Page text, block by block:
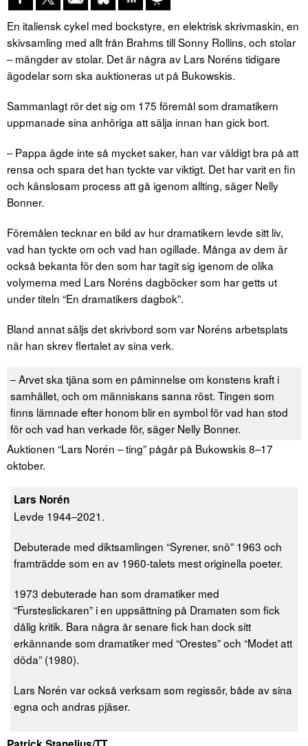
En italiensk cykel med bockstyre, en elektrisk skrivmaskin, en
skivsamling med allt från Brahms till Sonny Rollins, och stolar
‒ mängder av stolar. Det är några av Lars Noréns tidigare
ägodelar som ska auktioneras ut på Bukowskis.
Sammanlagt rör det sig om 175 föremål som dramatikern
uppmanade sina anhöriga att sälja innan han gick bort.
‒ Pappa ägde inte så mycket saker, han var väldigt bra på att
rensa och spara det han tyckte var viktigt. Det har varit en fin
och känslosam process att gå igenom allting, säger Nelly
Bonner.
Föremålen tecknar en bild av hur dramatikern levde sitt liv,
vad han tyckte om och vad han ogillade. Många av dem är
också bekanta för den som har tagit sig igenom de olika
volymerna med Lars Noréns dagböcker som har getts ut
under titeln “En dramatikers dagbok”.
Bland annat säljs det skrivbord som var Noréns arbetsplats
när han skrev flertalet av sina verk.
‒ Arvet ska tjäna som en påminnelse om konstens kraft i
samhället, och om människans sanna röst. Tingen som
finns lämnade efter honom blir en symbol för vad han stod
för och vad han verkade för, säger Nelly Bonner.
Auktionen “Lars Norén ‒ ting” pågår på Bukowskis 8‒17
oktober.
Lars Norén
Levde 1944‒2021.
Debuterade med diktsamlingen “Syrener, snö” 1963 och
framträdde som en av 1960-talets mest originella poeter.
1973 debuterade han som dramatiker med
“Fursteslickaren” i en uppsättning på Dramaten som fick
dålig kritik. Bara några år senare fick han dock sitt
erkännande som dramatiker med “Orestes” och “Modet att
döda” (1980).
Lars Norén var också verksam som regissör, både av sina
egna och andras pjäser.